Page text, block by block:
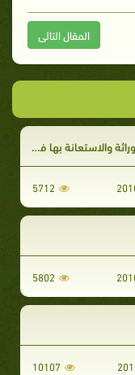
المقال التالى
بها في اختيار الزوجة
5712
5802
10107